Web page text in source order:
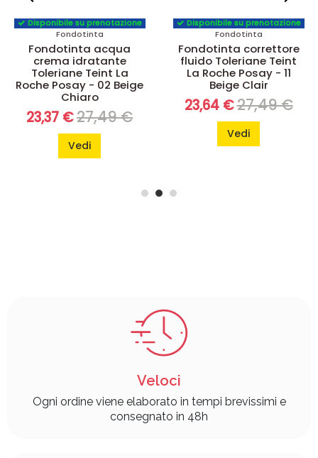
La
Beige
€
Disponibile su prenotazione
Fondotinta correttore
fluido Toleriane Teint
La Roche Posay - 11
Beige Clair
23,64 € 27,49 €
Disponibile su
Fondotinta
in polvere
Teint La
11 Beige
27,58 €
Veloci
Ogni ordine viene elaborato in tempi brevissimi e
consegnato in 48h